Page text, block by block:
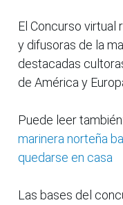
El Concurso virtual
y difusoras de la
destacadas
de América y
Puede leer también:
marinera norteña
quedarse en casa
Las bases del